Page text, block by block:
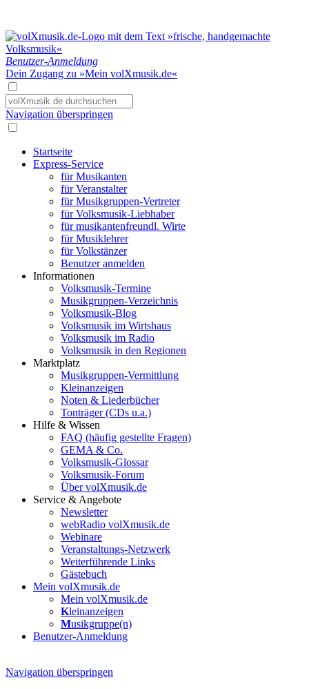
Benutzer-Anmeldung
Dein Zugang zu »Mein volXmusik.de«
Navigation überspringen
Startseite
Express-Service
für Musikanten
für Veranstalter
für Musikgruppen-Vertreter
für Volksmusik-Liebhaber
für musikantenfreundl. Wirte
für Musiklehrer
für Volkstänzer
Benutzer anmelden
Informationen
Volksmusik-Termine
Musikgruppen-Verzeichnis
Volksmusik-Blog
Volksmusik im Wirtshaus
Volksmusik im Radio
Volksmusik in den Regionen
Marktplatz
Musikgruppen-Vermittlung
Kleinanzeigen
Noten & Liederbücher
Tonträger (CDs u.a.)
Hilfe & Wissen
FAQ (häufig gestellte Fragen)
GEMA & Co.
Volksmusik-Glossar
Volksmusik-Forum
Über volXmusik.de
Service & Angebote
Newsletter
webRadio volXmusik.de
Webinare
Veranstaltungs-Netzwerk
Weiterführende Links
Gästebuch
Mein volXmusik.de
Mein volXmusik.de
Kleinanzeigen
Musikgruppe(n)
Benutzer-Anmeldung
Navigation überspringen